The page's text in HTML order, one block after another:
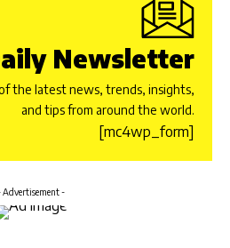
Newsletter
the latest news, trends, insights,
and tips from around the world.
[mc4wp_form]
Advertisement -